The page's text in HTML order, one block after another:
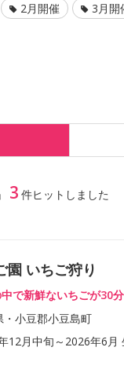
2月開催 3月開
3 件ヒットしました
園 いちご狩り
で新鮮ないちごが30
・小豆郡小豆島町
12月中旬～2026年6月